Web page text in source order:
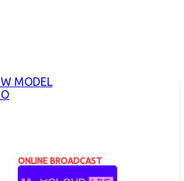
ONLINE BROADCAST